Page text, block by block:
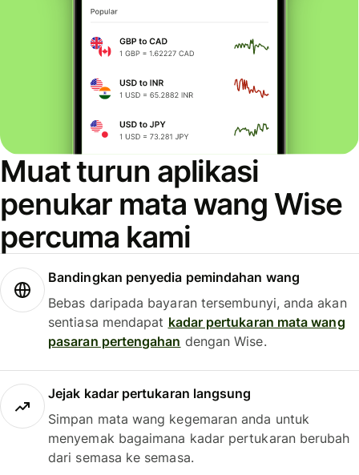
Muat turun aplikasi
penukar mata wang Wise
percuma kami
Bandingkan penyedia pemindahan wang
Bebas daripada bayaran tersembunyi, anda akan
sentiasa mendapat kadar pertukaran mata wang
pasaran pertengahan dengan Wise.
Jejak kadar pertukaran langsung
Simpan mata wang kegemaran anda untuk
menyemak bagaimana kadar pertukaran berubah
dari semasa ke semasa.